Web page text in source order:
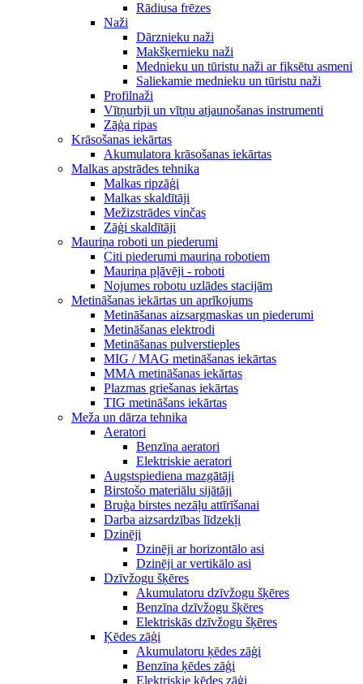
Rādiusa frēzes
Naži
Dārznieku naži
Makšķernieku naži
Mednieku un tūristu naži ar fiksētu asmeni
Saliekamie mednieku un tūristu naži
Profilnaži
Vītņurbji un vītņu atjaunošanas instrumenti
Zāģa ripas
Krāsošanas iekārtas
Akumulatora krāsošanas iekārtas
Malkas apstrādes tehnika
Malkas ripzāģi
Malkas skaldītāji
Mežizstrādes vinčas
Zāģi skaldītāji
Mauriņa roboti un piederumi
Citi piederumi mauriņa robotiem
Mauriņa pļāvēji - roboti
Nojumes robotu uzlādes stacijām
Metināšanas iekārtas un aprīkojums
Metināšanas aizsargmaskas un piederumi
Metināšanas elektrodi
Metināšanas pulverstieples
MIG / MAG metināšanas iekārtas
MMA metināšanas iekārtas
Plazmas griešanas iekārtas
TIG metināšans iekārtas
Meža un dārza tehnika
Aeratori
Benzīna aeratori
Elektriskie aeratori
Augstspiediena mazgātāji
Birstošo materiālu sijātāji
Bruģa birstes nezāļu attīrīšanai
Darba aizsardzības līdzekļi
Dzinēji
Dzinēji ar horizontālo asi
Dzinēji ar vertikālo asi
Dzīvžogu šķēres
Akumulatoru dzīvžogu šķēres
Benzīna dzīvžogu šķēres
Elektriskās dzīvžogu šķēres
Ķēdes zāģi
Akumulatoru ķēdes zāģi
Benzīna ķēdes zāģi
Elektriskie ķēdes zāģi